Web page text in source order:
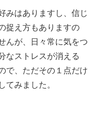
みはありますし、信じ
捉え方もありますの
んが、日々常に気をつ
なストレスが消える
で、ただその１点だけ
てみました。